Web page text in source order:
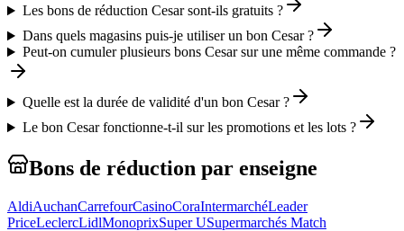
Les bons de réduction Cesar sont-ils gratuits ?
Dans quels magasins puis-je utiliser un bon Cesar ?
Peut-on cumuler plusieurs bons Cesar sur une même commande ?
Quelle est la durée de validité d'un bon Cesar ?
Le bon Cesar fonctionne-t-il sur les promotions et les lots ?
Bons de réduction par enseigne
AldiAuchanCarrefourCasinoCoraIntermarchéLeader
PriceLeclercLidlMonoprixSuper USupermarchés Match